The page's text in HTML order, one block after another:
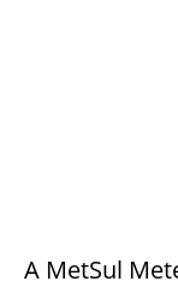
A MetSul